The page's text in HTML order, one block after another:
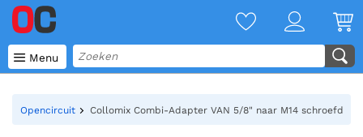
 Menu
Opencircuit Collomix Combi-Adapter VAN 5/8" naar M14